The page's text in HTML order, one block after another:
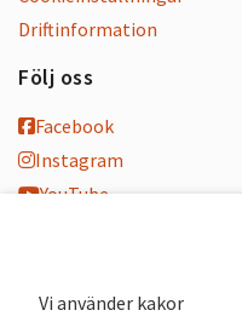
Driftinformation
Följ oss
Facebook
Instagram
YouTube
Nyhetsbrev
Vi använder kakor